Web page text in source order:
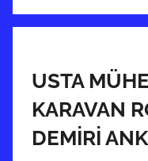
d
ö
d
e
USTA
KARAVAN
DEMİRİ